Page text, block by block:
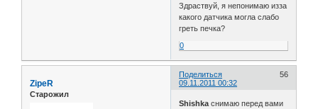
Здраствуй, я непонимаю изза
какого датчика могла слабо
греть печка?
0
Поделиться
56
09.11.2011 00:32
ZipeR
Старожил
Shishka снимаю перед вами